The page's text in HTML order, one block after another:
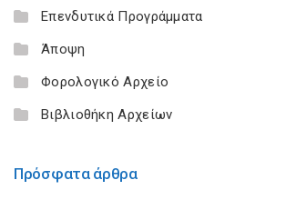
Επενδυτικά Προγράμματα
Άποψη
Φορολογικό Αρχείο
Βιβλιοθήκη Αρχείων
Πρόσφατα άρθρα